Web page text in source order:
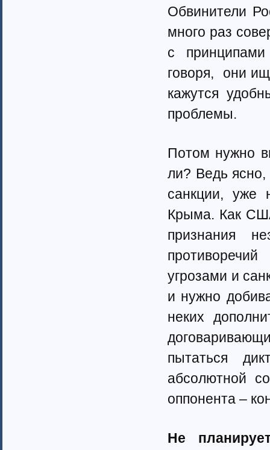
Обвинители
много раз
с
говоря, они
кажутся
проблемы.
Потом нужно
ли? Ведь
санкции, уже
Крыма. Как
признания
угрозами и
и нужно
неких
пытаться
абсолютной
оппонента –
Не